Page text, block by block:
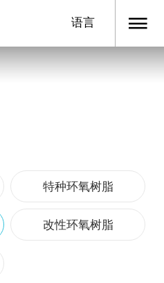
语言
特种环氧树脂
改性环氧树脂